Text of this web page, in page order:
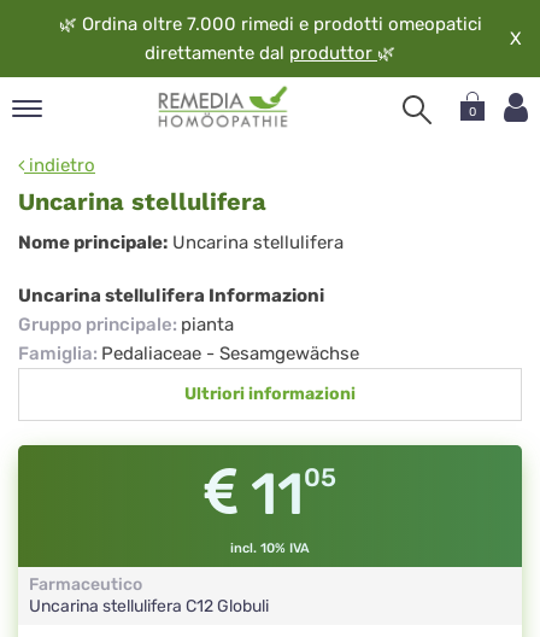
🌿 Ordina oltre 7.000 rimedi e prodotti omeopatici
direttamente dal produttor 🌿
X
0
indietro
Uncarina stellulifera
Uncarina
stellulifera
Nome principale: Uncarina stellulifera
Uncarina stellulifera Informazioni
Gruppo principale: pianta
Famiglia: Pedaliaceae - Sesamgewächse
Ultriori informazioni
1105
incl. 10% IVA
Farmaceutico
Uncarina stellulifera C12Globuli